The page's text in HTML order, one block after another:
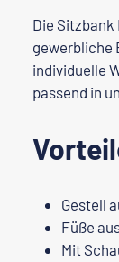
Die
gewerbliche
individuelle
passend in
Gestell
Füße
Mit